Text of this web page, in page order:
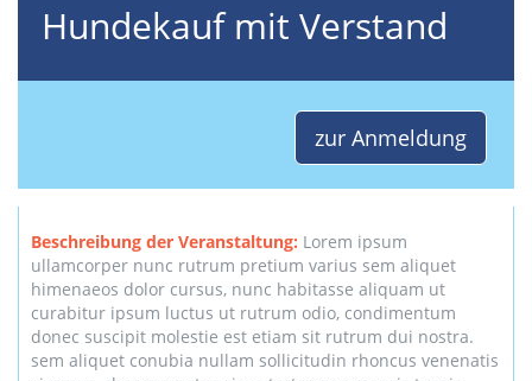
Hundekauf mit Verstand
zur Anmeldung
Beschreibung der Veranstaltung: Lorem ipsum
ullamcorper nunc rutrum pretium varius sem aliquet
himenaeos dolor cursus, nunc habitasse aliquam ut
curabitur ipsum luctus ut rutrum odio, condimentum
donec suscipit molestie est etiam sit rutrum dui nostra.
sem aliquet conubia nullam sollicitudin rhoncus venenatis